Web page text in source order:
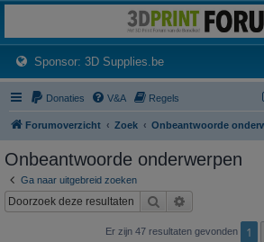
Het 3D print forum van de Benelux na de sluiting van
Sponsor: 3D Supplies.be(Opens a new tab)
Donaties V&A Regels
Forumoverzicht Zoek Onbeantwoorde
Onbeantwoorde onderwerpen
Ga naar uitgebreid zoeken
Zoek
Er zijn 47 resultaten gevonden 1